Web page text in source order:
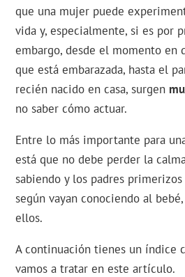
que una mujer puede
vida y, especialmente, si es por
embargo, desde el momento en
que está embarazada, hasta el
recién nacido en casa, surgen
no saber cómo actuar.
Entre lo más importante para
está que no debe perder la
sabiendo y los padres
según vayan conociendo al
ellos.
A continuación tienes un índice
vamos a tratar en este artículo.